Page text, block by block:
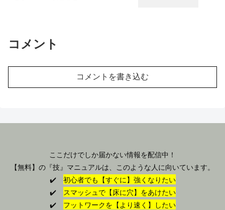
コメント
コメントを書き込む
ここだけでしか届かない情報を配信中！
【無料】の『技』マニュアルは、このような人に向いています。
✔️ 初心者でも【すぐに】強くなりたい
✔️
スマッシュで【床に穴】をあけたい
✔️ フットワークを【より速く】したい